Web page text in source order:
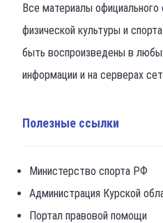
Все материалы
физической культуры и
быть воспроизведены в
информации и на серверах
Полезные ссылки
Министерство спорта РФ
Администрация Курской
Портал правовой помощи